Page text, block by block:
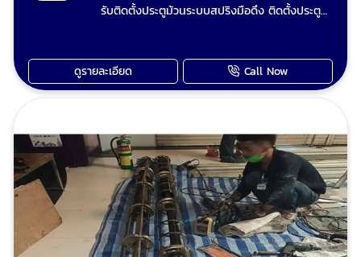
รับติดตั้งประตูม้วนระบบสปริงมือดึง ติดตั้งประตู
ใช้ วีดี ชัตเตอร์ งานยากงานไกล งานใหญ่งานเล็ก
ทีมงานช่างวี เต็มใจให้บริการเก็บงานเรียบร้อย ไม่
มั่วไม่ชุ่ย ไม่ฟันไม่แพง รับประกันคุณภาพทุกผลงาน
ทุกระบบและรับปรับปรุงประตูเหล็กม้วนเดิมทำสีใหม่
ตามชอบ รับรื้อประตูม้วนเก่าผุงพังเสียหาย และ
เปลี่ยนเป็นประตูม้วนใหม่ ขายอะไหล่ประตูม้วน ขาย
รีโมทประตูม้วน อะไหล่ประตูม้วน ทุกชนิด นัดช่าง
ประตูม้วนวัดหน้างาน ตีราคา โทร
: 0824014848 ช่างวี Line : 0824014848 เพจ
ร้านวีดี ชัตเตอร์ประตูม้วน
ดูรายละเอียด Call Now